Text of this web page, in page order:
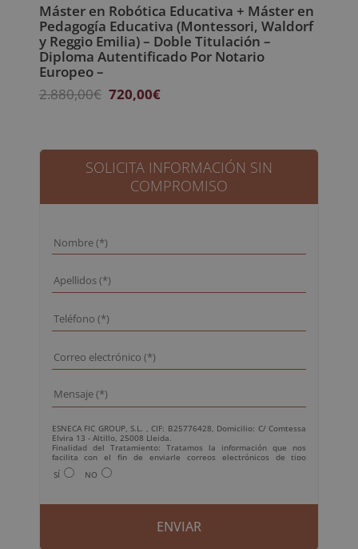
Máster en Robótica Educativa + Máster en
Pedagogía Educativa (Montessori, Waldorf
y Reggio Emilia) – Doble Titulación –
Diploma Autentificado Por Notario
Europeo –
2.880,00€ El
era:
2.880,00€.
720,00€El
es:
720,00€.
SOLICITA INFORMACIÓN SIN
COMPROMISO
ESNECA FIC GROUP, S.L. , CIF: B25776428, Domicilio: C/ Comtessa
Elvira 13 - Altillo, 25008 Lleida.
Finalidad del Tratamiento: Tratamos la información que nos
facilita con el fin de enviarle correos electrónicos de tipo
comercial relacionado con los productos ofrecidos y otros tipo de
productos que fueran de su interés.
suficientemente, dirigiéndose a la dirección
Para más información consulte nuestra Política de Privacidad.
Desea recibir información comercial (vía telefónica y/o email):
SÍ NO